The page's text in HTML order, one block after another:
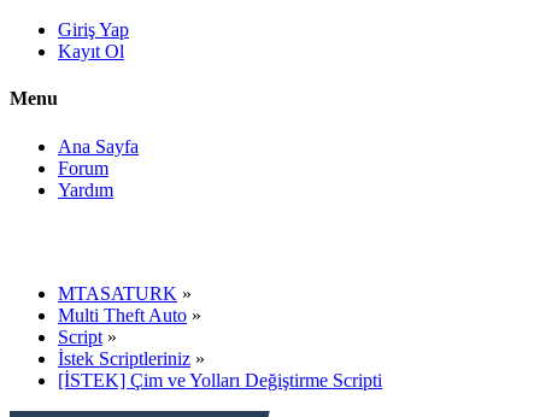
Giriş Yap
Kayıt Ol
Menu
Ana Sayfa
Forum
Yardım
MTASATURK »
Multi Theft Auto »
Script »
İstek Scriptleriniz »
[İSTEK] Çim ve Yolları Değiştirme Scripti